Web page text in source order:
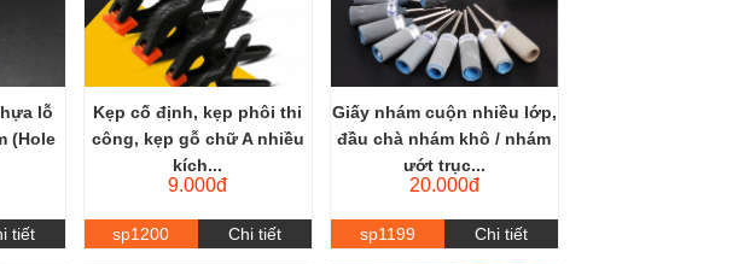
lỗ
(Hole
tiết
Kẹp cố định, kẹp phôi thi
công, kẹp gỗ chữ A nhiều
kích...
9.000đ
sp1200 Chi tiết
Giấy nhám cuộn nhiều lớp,
đầu chà nhám khô / nhám
ướt trục...
20.000đ
sp1199 Chi tiết